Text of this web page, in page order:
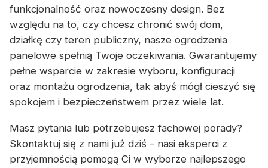
funkcjonalność oraz nowoczesny design. Bez
względu na to, czy chcesz chronić swój dom,
działkę czy teren publiczny, nasze ogrodzenia
panelowe spełnią Twoje oczekiwania. Gwarantujemy
pełne wsparcie w zakresie wyboru, konfiguracji
oraz montażu ogrodzenia, tak abyś mógł cieszyć się
spokojem i bezpieczeństwem przez wiele lat.
Masz pytania lub potrzebujesz fachowej porady?
Skontaktuj się z nami już dziś – nasi eksperci z
przyjemnością pomogą Ci w wyborze najlepszego